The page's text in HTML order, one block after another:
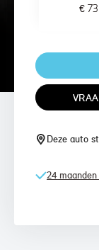
€
Deze auto
24